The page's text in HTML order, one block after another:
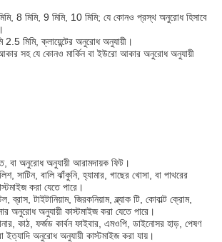
8 মিমি, 9 মিমি, 10 মিমি; যে কোনও প্রস্থ অনুরোধ হিসাবে
2.5 মিমি, ক্লায়েন্টের অনুরোধ অনুযায়ী।
সহ যে কোনও মার্কিন বা ইউরো আকার অনুরোধ অনুযায়ী
বা অনুরোধ অনুযায়ী আরামদায়ক ফিট।
সাটিন, বালি ঝাঁকুনি, হ্যামার, গাছের খোসা, বা পাথরের
করা যেতে পারে।
ব্রাস, টাইটানিয়াম, জিরকনিয়াম, ব্ল্যাক টি, কোবাল্ট ক্রোম,
অনুরোধ অনুযায়ী কাস্টমাইজ করা যেতে পারে।
কাঠ, ফর্জড কার্বন ফাইবার, এমওপি, ডাইনোসর হাড়, পেষণ
ইত্যাদি অনুরোধ অনুযায়ী কাস্টমাইজ করা যায়।